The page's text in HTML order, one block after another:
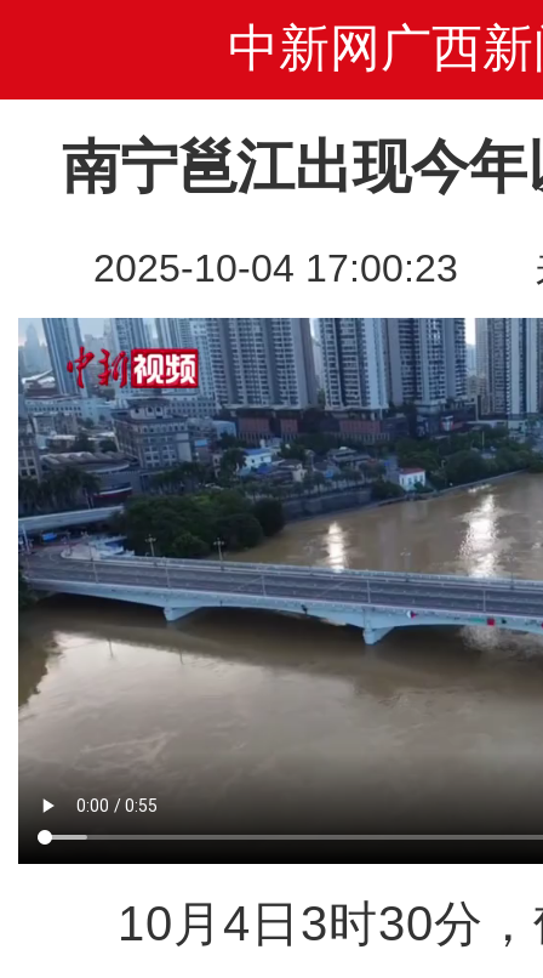
中新网广西新
南宁邕江出现今
2025-10-04 17:00:23
10月4日3时30分，